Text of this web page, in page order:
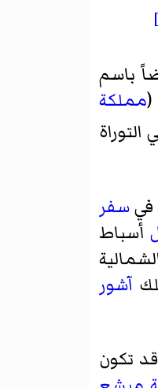
باسم
(مملكة
سفر
أسباط
آشور
تكون